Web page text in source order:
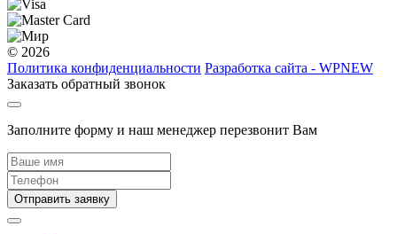
© 2026
Политика конфиденциальности Разработка сайта - WPNEW
Заказать обратный звонок
Заполните форму и наш менеджер перезвонит Вам
Отправить заявку